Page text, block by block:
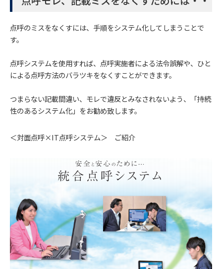
点呼のミスをなくすには、手順をシステム化してしまうことで
す。
点呼システムを使用すれば、点呼実施者による法令誤解や、ひと
による点呼方法のバラツキをなくすことができます。
つまらない記載間違い、モレで違反とみなされないよう、「持続
性のあるシステム化」をお勧め致します。
＜対面点呼×IT点呼システム＞ ご紹介